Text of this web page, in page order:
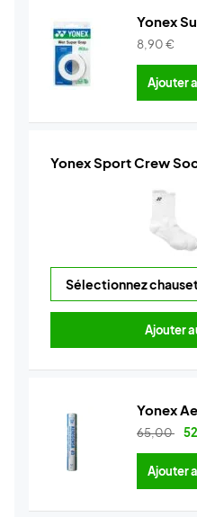
Yonex
8,90€
Ajouter
Yonex Sport Crew
Ajouter
Yonex
65,00
Ajouter